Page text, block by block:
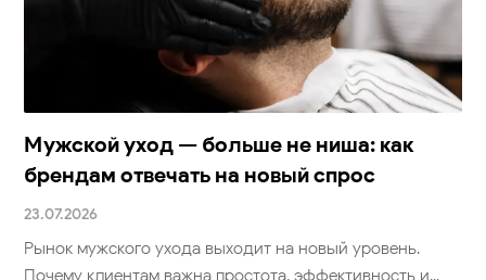
Мужской уход — больше не ниша: как
брендам отвечать на новый спрос
23.07.2026
Рынок мужского ухода выходит на новый уровень.
Почему клиентам важна простота, эффективность и...